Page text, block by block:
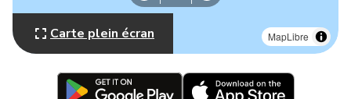
MapLibre
Carte plein écran